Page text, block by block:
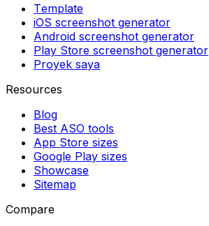
Template
iOS screenshot generator
Android screenshot generator
Play Store screenshot generator
Proyek saya
Resources
Blog
Best ASO tools
App Store sizes
Google Play sizes
Showcase
Sitemap
Compare